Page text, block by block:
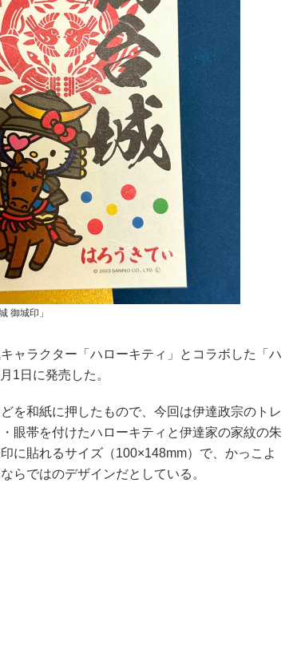
御城印」
ャラクター「ハローキティ」とコラボした「ハ
1日に発売した。
を和紙に押したもので、今回は伊達政宗のトレ
眼帯を付けたハローキティと伊達家の家紋の朱
に貼れるサイズ（100×148mm）で、かっこよ
らではのデザインだとしている。